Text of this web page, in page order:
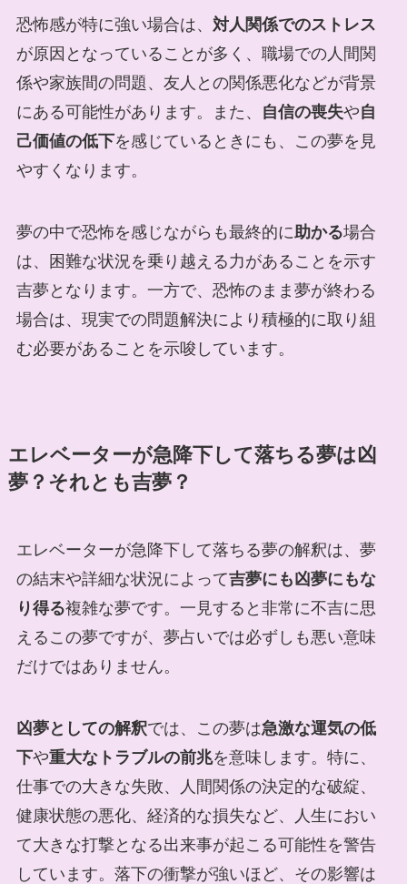
恐怖感が特に強い場合は、 対人関係でのストレス
が原因となっていることが多く、職場での人間関
係や家族間の問題、友人との関係悪化などが背景
にある可能性があります。また、
自信の喪失や自
己価値の低下を感じているときにも、この夢を見
やすくなります。
夢の中で恐怖を感じながらも最終的に助かる場合
は、困難な状況を乗り越える力があることを示す
吉夢となります。一方で、恐怖のまま夢が終わる
場合は、現実での問題解決により積極的に取り組
む必要があることを示唆しています。
エレベーターが急降下して落ちる夢は凶
夢？それとも吉夢？
エレベーターが急降下して落ちる夢の解釈は、夢
の結末や詳細な状況によって吉夢にも凶夢にもな
り得る複雑な夢です。一見すると非常に不吉に思
えるこの夢ですが、夢占いでは必ずしも悪い意味
だけではありません。
凶夢としての解釈では、この夢は急激な運気の低
下や重大なトラブルの前兆を意味します。特に、
仕事での大きな失敗、人間関係の決定的な破綻、
健康状態の悪化、経済的な損失など、人生におい
て大きな打撃となる出来事が起こる可能性を警告
しています。落下の衝撃が強いほど、その影響は